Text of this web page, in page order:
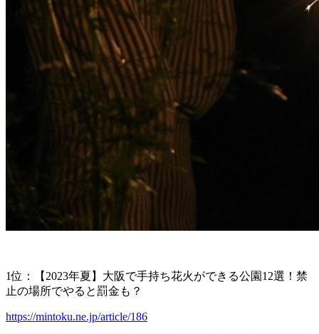
1位：【2023年夏】大阪で手持ち花火ができる公園12選！禁
止の場所でやると罰金も？
https://mintoku.ne.jp/article/186